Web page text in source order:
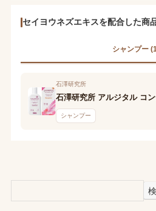
セイヨウネズエキスを配合した商
シャンプー
石澤研究所
シャンプー